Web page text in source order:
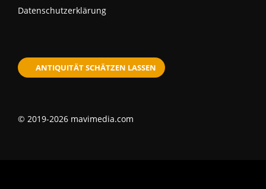
Datenschutzerklärung
ANTIQUITÄT SCHÄTZEN LASSEN
© 2019-2026 mavimedia.com